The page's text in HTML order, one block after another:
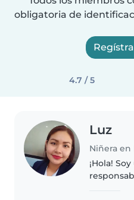
obligatoria de
4.7 / 5
Luz
Niñera en
¡Hola!